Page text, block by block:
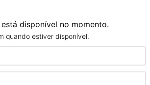
disponível no momento
quando estiver disponível